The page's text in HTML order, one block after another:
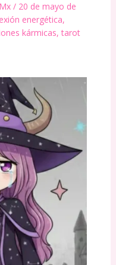
/ 20 de mayo de
energética,
kármicas,tarot